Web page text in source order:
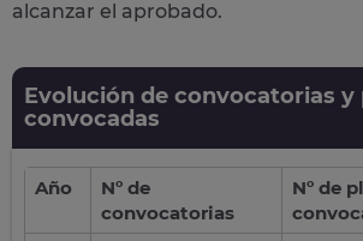
alcanzar el aprobado.
Evolución de convocatorias y
convocadas
Año
Nº de
convocatorias
Nº de